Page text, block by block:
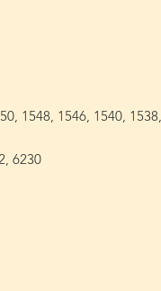
1548, 1546, 1540,
6230